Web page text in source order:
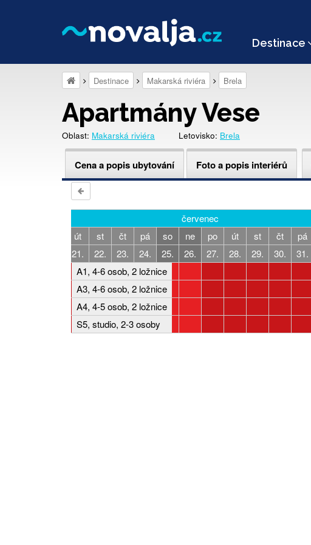
Destinace
Destinace Makarská riviéra Brela
Apartmány Vese
Oblast: Makarská riviéra Letovisko: Brela
Cena a popis ubytování Foto a popis interiérů
červenec
út st čt pá so ne po út st čt pá
21. 22. 23. 24. 25. 26. 27. 28. 29. 30. 31.
A1, 4-6 osob, 2 ložnice
A3, 4-6 osob, 2 ložnice
A4, 4-5 osob, 2 ložnice
S5, studio, 2-3 osoby